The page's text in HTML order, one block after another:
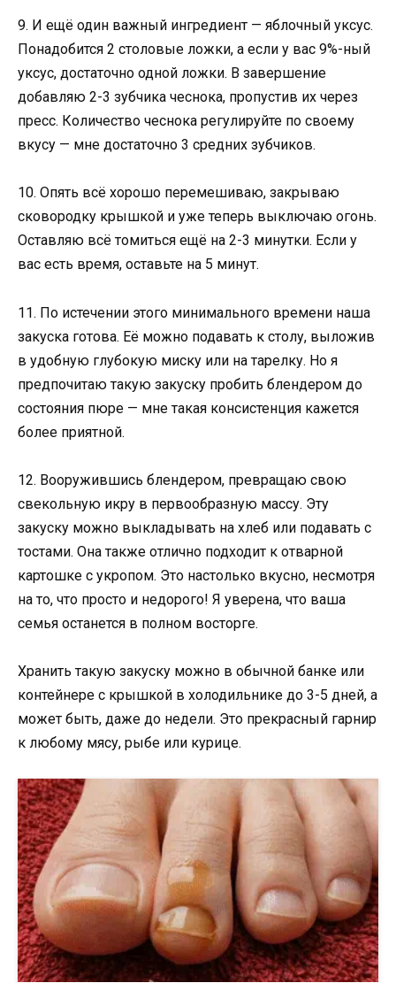
9. И ещё один важный ингредиент — яблочный уксус.
Понадобится 2 столовые ложки, а если у вас 9%-ный
уксус, достаточно одной ложки. В завершение
добавляю 2-3 зубчика чеснока, пропустив их через
пресс. Количество чеснока регулируйте по своему
вкусу — мне достаточно 3 средних зубчиков.
10. Опять всё хорошо перемешиваю, закрываю
сковородку крышкой и уже теперь выключаю огонь.
Оставляю всё томиться ещё на 2-3 минутки. Если у
вас есть время, оставьте на 5 минут.
11. По истечении этого минимального времени наша
закуска готова. Её можно подавать к столу, выложив
в удобную глубокую миску или на тарелку. Но я
предпочитаю такую закуску пробить блендером до
состояния пюре — мне такая консистенция кажется
более приятной.
12. Вооружившись блендером, превращаю свою
свекольную икру в первообразную массу. Эту
закуску можно выкладывать на хлеб или подавать с
тостами. Она также отлично подходит к отварной
картошке с укропом. Это настолько вкусно, несмотря
на то, что просто и недорого! Я уверена, что ваша
семья останется в полном восторге.
Хранить такую закуску можно в обычной банке или
контейнере с крышкой в холодильнике до 3-5 дней, а
может быть, даже до недели. Это прекрасный гарнир
к любому мясу, рыбе или курице.